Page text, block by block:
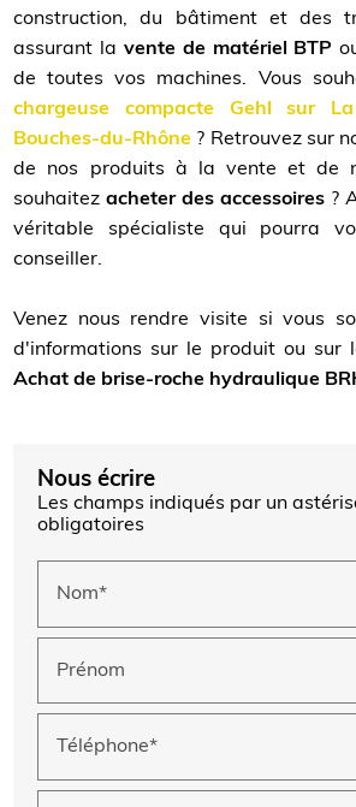
construction, du bâtiment et des
assurant la vente de matériel BTP
de toutes vos machines. Vous
chargeuse compacte Gehl sur
Bouches-du-Rhône ? Retrouvez sur
de nos produits à la vente et de
souhaitezacheter des accessoires ?
véritable spécialiste qui pourra
conseiller.
Venez nous rendre visite si vous
d'informations sur le produit ou sur
Achat de brise-roche hydraulique
Nous écrire
Les champs indiqués par un
obligatoires
Nom*
Prénom
Téléphone*